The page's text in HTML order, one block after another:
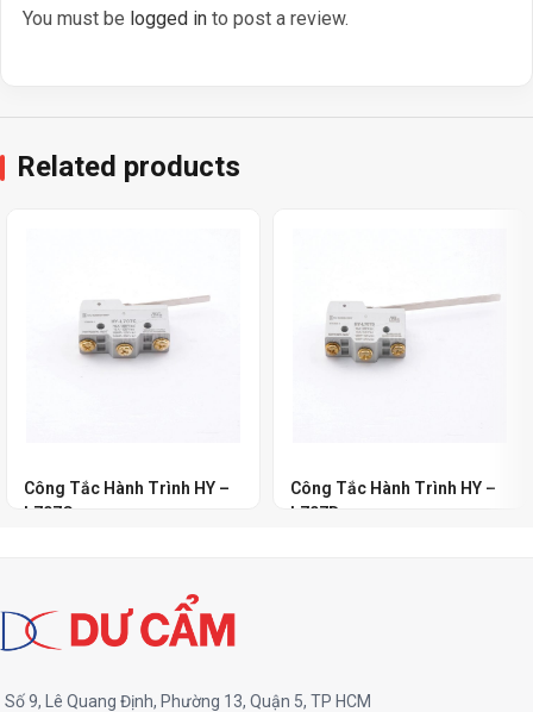
You must be logged in to post a review.
Related products
Công Tắc Hành Trình HY –
L707C
Công Tắc Hành Trình HY –
L707D
Số 9, Lê Quang Định, Phường 13, Quận 5, TP HCM